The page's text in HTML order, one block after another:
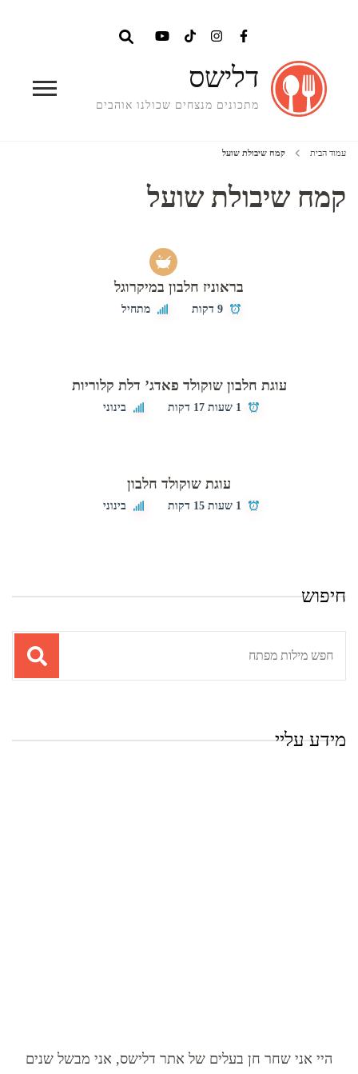
דלישס
מתכונים מנצחים שכולנו אוהבים
עמוד הבית קמח שיבולת שועל
קמח שיבולת שועל
בראוניז חלבון במיקרוגל
9 דקות מתחיל
עוגת חלבון שוקולד פאדג’ דלת קלוריות
1 שעות 17 דקות בינוני
עוגת שוקולד חלבון
1 שעות 15 דקות בינוני
חיפוש
מידע עליי
היי אני שחר חן בעלים של אתר דלישס, אני מבשל שנים